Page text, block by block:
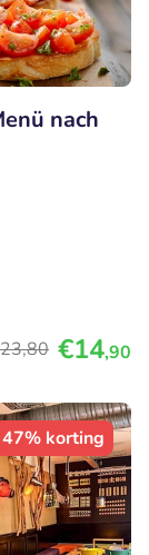
nach
,80 €14,90
47% korting